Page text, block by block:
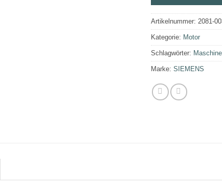
Artikelnummer: 2081-
Kategorie: Motor
Schlagwörter:
Marke: SIEMENS